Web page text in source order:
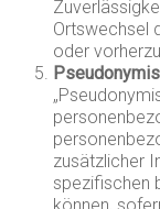
Ortswechsel
oder
zusätzlicher
spezifischen